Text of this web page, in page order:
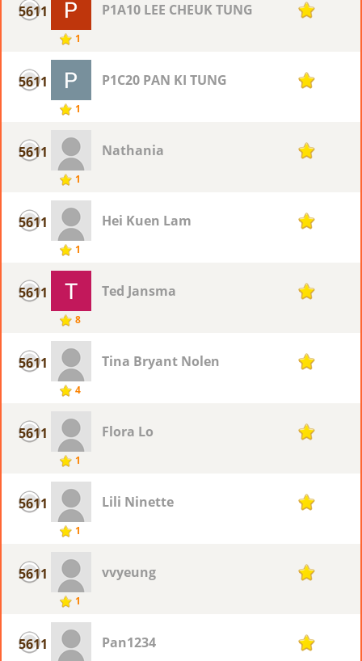
5611
1
P1A10 LEE CHEUK TUNG 1
5611
1
P1C20 PAN KI TUNG 1
5611
1
Nathania 1
5611
1
Hei Kuen Lam 1
5611
8
Ted Jansma 1
5611
4
Tina Bryant Nolen 1
5611
1
Flora Lo 1
5611
1
Lili Ninette 1
5611
1
vvyeung 1
5611 Pan1234 1